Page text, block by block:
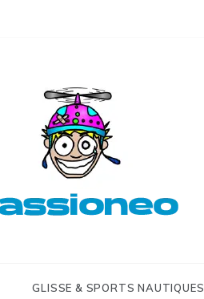
GLISSE & SPORTS NAUTIQUES